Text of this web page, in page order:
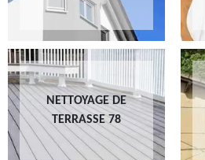
NETTOYAGE DE
TERRASSE 78